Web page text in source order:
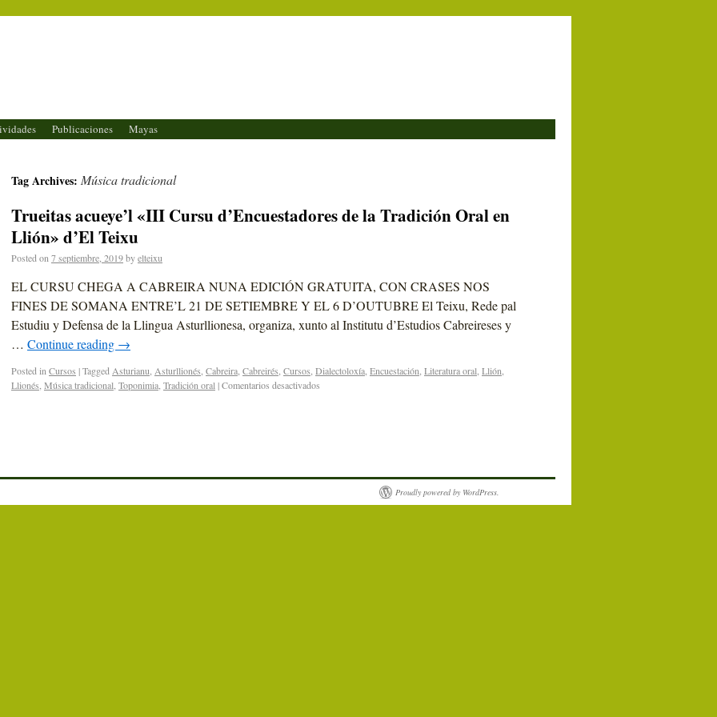
Publicaciones Mayas
Tag Archives: Música tradicional
Trueitas acueye’l «III Cursu d’Encuestadores de la Tradición Oral en
Llión» d’El Teixu
Posted on 7 septiembre, 2019byelteixu
EL CURSU CHEGA A CABREIRA NUNA EDICIÓN GRATUITA, CON CRASES NOS
FINES DE SOMANA ENTRE’L 21 DE SETIEMBRE Y EL 6 D’OUTUBRE El Teixu, Rede pal
Estudiu y Defensa de la Llingua Asturllionesa, organiza, xunto al Institutu d’Estudios Cabreireses y
… Continue reading →
Posted in Cursos |Tagged Asturianu Asturllionés Cabreira Cabreirés Cursos Dialectoloxía Encuestación Literatura oral Llión
Llionés Música tradicional Toponimia Tradición oral |Comentarios desactivados
Proudly powered by WordPress.